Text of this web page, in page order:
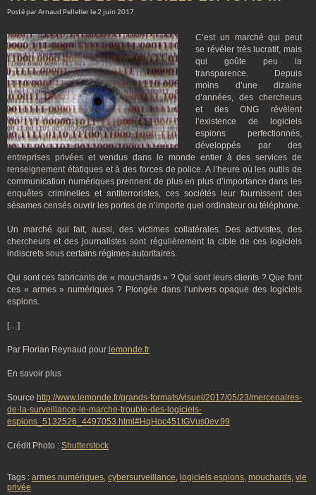
Posté par Arnaud Pelletier le 2 juin 2017
C’est un marché qui peut
se révéler très lucratif, mais
qui goûte peu la
transparence. Depuis
moins d’une dizaine
d’années, des chercheurs
et des ONG révèlent
l’existence de logiciels
espions perfectionnés,
développés par des
entreprises privées et vendus dans le monde entier à des services de
renseignement étatiques et à des forces de police. A l’heure où les outils de
communication numériques prennent de plus en plus d’importance dans les
enquêtes criminelles et antiterroristes, ces sociétés leur fournissent des
sésames censés ouvrir les portes de n’importe quel ordinateur ou téléphone.
Un marché qui fait, aussi, des victimes collatérales. Des activistes, des
chercheurs et des journalistes sont régulièrement la cible de ces logiciels
indiscrets sous certains régimes autoritaires.
Qui sont ces fabricants de « mouchards » ? Qui sont leurs clients ? Que font
ces « armes » numériques ? Plongée dans l’univers opaque des logiciels
espions.
[…]
Par Florian Reynaud pour lemonde.fr
En savoir plus
Source http://www.lemonde.fr/grands-formats/visuel/2017/05/23/mercenaires-
de-la-surveillance-le-marche-trouble-des-logiciels-
espions_5132526_4497053.html#HqHoc451tGVus0ev.99
Crédit Photo : Shutterstock
Tags : armes numériques, cybersurveillance, logiciels espions, mouchards, vie
privée